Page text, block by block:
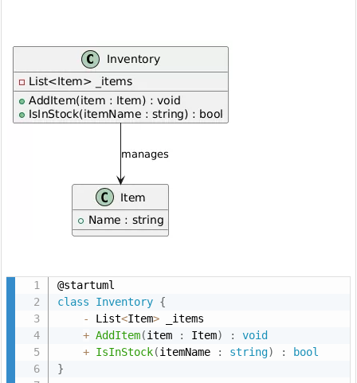
a
n
t
8.
8.
class
Inventory {
-
List<Item> _items
+ AddItem(item : Item) :
void
+ IsInStock(itemName : string) :
bool
}